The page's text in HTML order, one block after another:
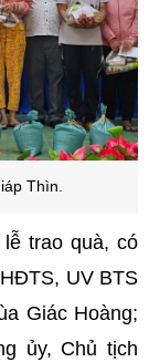
Thìn.
trao quà, có
UV BTS
Giác Hoàng;
ủy, Chủ tịch